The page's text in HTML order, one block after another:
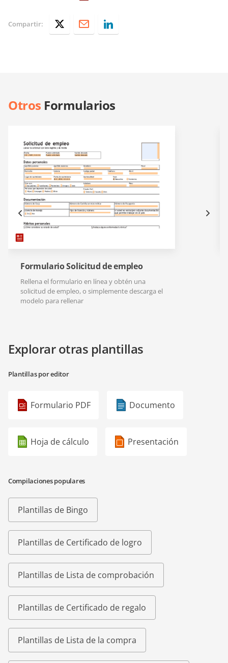
Compartir:
Otros Formularios
Formulario Solicitud de empleo
Rellena el formulario en línea y obtén una
solicitud de empleo, o simplemente descarga el
modelo para rellenar
Explorar otras plantillas
Plantillas por editor
Formulario PDF Documento
Hoja de cálculo Presentación
Compilaciones populares
Plantillas de Bingo
Plantillas de Certificado de logro
Plantillas de Lista de comprobación
Plantillas de Certificado de regalo
Plantillas de Lista de la compra